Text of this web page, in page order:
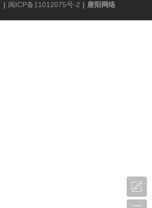
| 闽ICP备11012075号-2 | 唐阳网络